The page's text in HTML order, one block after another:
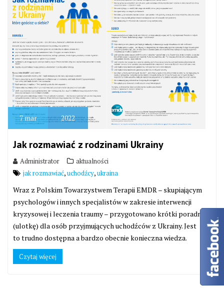
7mar 2022
Jak rozmawiać z rodzinami Ukrainy
Administrator
aktualności
jak rozmawiać,uchodźcy,ukraina
Wraz z Polskim Towarzystwem Terapii EMDR – skupiającym
psychologów i innych specjalistów w zakresie interwencji
kryzysowej i leczenia traumy – przygotowano krótki poradnik
(ulotkę) dla osób przyjmujących uchodźców z Ukrainy. Jest
to trudno dostępna a bardzo obecnie konieczna wiedza.
Czytaj więcej